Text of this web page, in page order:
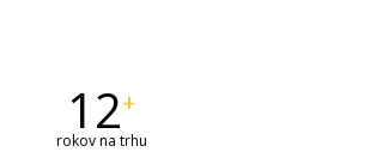
12+
rokov na trhu